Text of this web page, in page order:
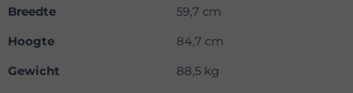
Breedte
59,7 cm
Hoogte
84,7 cm
Gewicht
88,5 kg